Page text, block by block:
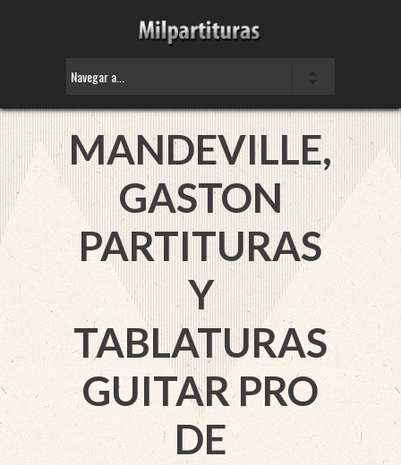
MANDEVILLE,
GASTON
PARTITURAS
Y
TABLATURAS
GUITAR PRO
DE